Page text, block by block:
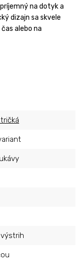
na dotyk a
dizajn sa skvele
alebo na